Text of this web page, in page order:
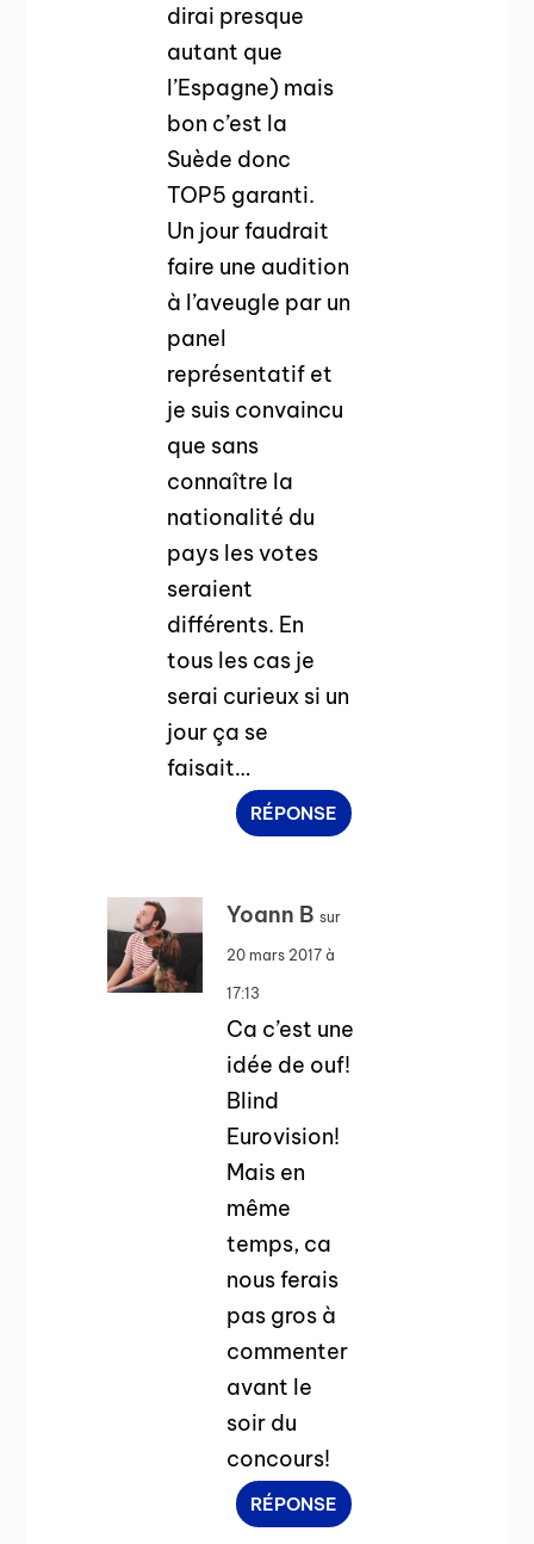
dirai presque
autant que
l’Espagne) mais
bon c’est la
Suède donc
TOP5 garanti.
Un jour faudrait
faire une audition
à l’aveugle par un
panel
représentatif et
je suis convaincu
que sans
connaître la
nationalité du
pays les votes
seraient
différents. En
tous les cas je
serai curieux si un
jour ça se
faisait…
RÉPONSE
Yoann B sur
20 mars 2017 à
17:13
Ca c’est une
idée de ouf!
Blind
Eurovision!
Mais en
même
temps, ca
nous ferais
pas gros à
commenter
avant le
soir du
concours!
RÉPONSE